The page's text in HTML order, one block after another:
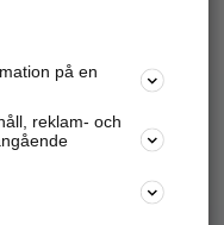
mm.
företaget
på en
reklam- och